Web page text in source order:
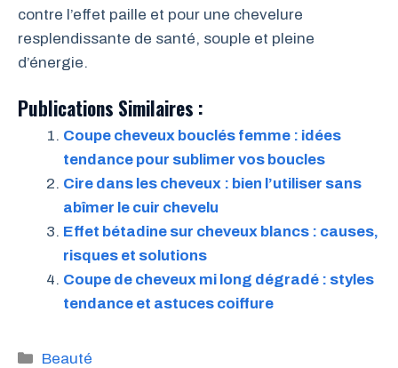
contre l’effet paille et pour une chevelure
resplendissante de santé, souple et pleine
d’énergie.
Publications Similaires :
Coupe cheveux bouclés femme : idées
tendance pour sublimer vos boucles
Cire dans les cheveux : bien l’utiliser sans
abîmer le cuir chevelu
Effet bétadine sur cheveux blancs : causes,
risques et solutions
Coupe de cheveux mi long dégradé : styles
tendance et astuces coiffure
Catégories
Beauté